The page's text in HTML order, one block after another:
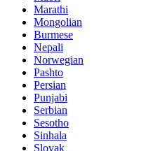
Marathi
Mongolian
Burmese
Nepali
Norwegian
Pashto
Persian
Punjabi
Serbian
Sesotho
Sinhala
Slovak